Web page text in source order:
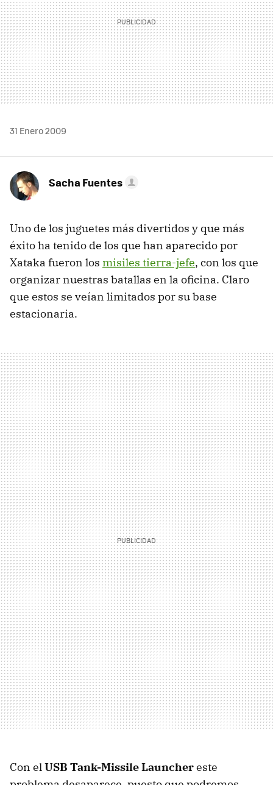
31 Enero 2009
Sacha Fuentes
Uno de los juguetes más divertidos y que más
éxito ha tenido de los que han aparecido por
Xataka fueron los misiles tierra-jefe, con los que
organizar nuestras batallas en la oficina. Claro
que estos se veían limitados por su base
estacionaria.
Con elUSB Tank-Missile Launchereste